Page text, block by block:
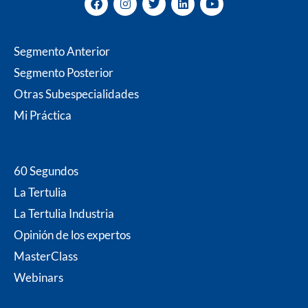
a
c
b
o
o
k
n
s
m
w
i
i
n
o
u
Segmento Anterior
Segmento Posterior
Otras Subespecialidades
Mi Práctica
60 Segundos
La Tertulia
La Tertulia Industria
Opinión de los expertos
MasterClass
Webinars